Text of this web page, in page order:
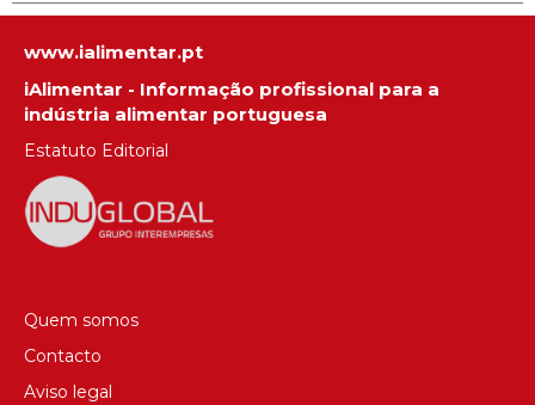
www.ialimentar.pt
iAlimentar - Informação profissional para a
indústria alimentar portuguesa
Estatuto Editorial
Quem somos
Contacto
Aviso legal